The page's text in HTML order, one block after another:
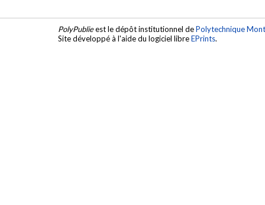
PolyPublieest le dépôt institutionnel dePolytechnique
Site développé à l'aide du logiciel libreEPrints.